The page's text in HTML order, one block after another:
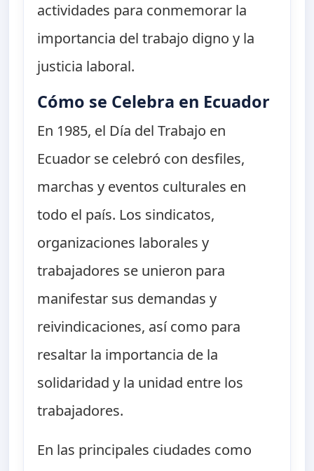
actividades para conmemorar la
importancia del trabajo digno y la
justicia laboral.
Cómo se Celebra en Ecuador
En 1985, el Día del Trabajo en
Ecuador se celebró con desfiles,
marchas y eventos culturales en
todo el país. Los sindicatos,
organizaciones laborales y
trabajadores se unieron para
manifestar sus demandas y
reivindicaciones, así como para
resaltar la importancia de la
solidaridad y la unidad entre los
trabajadores.
En las principales ciudades como